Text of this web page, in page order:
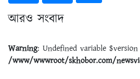
আরও সংবাদ
Warning: Undefined variable
/www/wwwroot/skhobor.com/